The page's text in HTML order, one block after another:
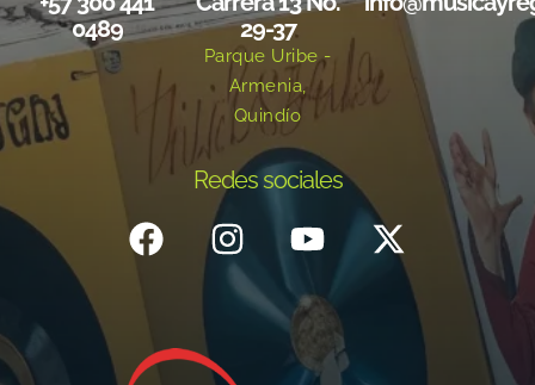
0489
29-37
Parque Uribe -
Armenia,
Quindío
Redes sociales